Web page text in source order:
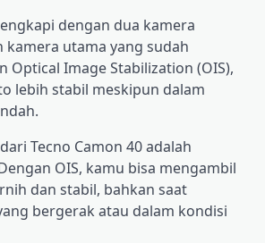
dengan dua kamera
kamera utama yang sudah
Optical Image Stabilization (OIS),
lebih stabil meskipun dalam
Tecno Camon 40 adalah
OIS, kamu bisa mengambil
dan stabil, bahkan saat
bergerak atau dalam kondisi